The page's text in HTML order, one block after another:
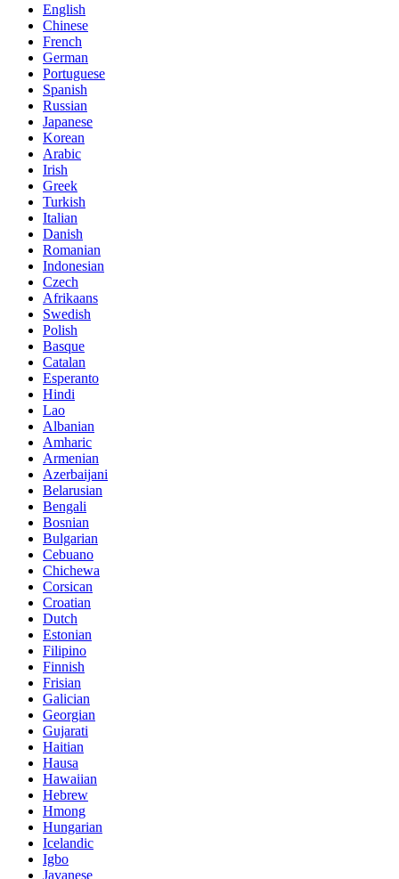
English
Chinese
French
German
Portuguese
Spanish
Russian
Japanese
Korean
Arabic
Irish
Greek
Turkish
Italian
Danish
Romanian
Indonesian
Czech
Afrikaans
Swedish
Polish
Basque
Catalan
Esperanto
Hindi
Lao
Albanian
Amharic
Armenian
Azerbaijani
Belarusian
Bengali
Bosnian
Bulgarian
Cebuano
Chichewa
Corsican
Croatian
Dutch
Estonian
Filipino
Finnish
Frisian
Galician
Georgian
Gujarati
Haitian
Hausa
Hawaiian
Hebrew
Hmong
Hungarian
Icelandic
Igbo
Javanese